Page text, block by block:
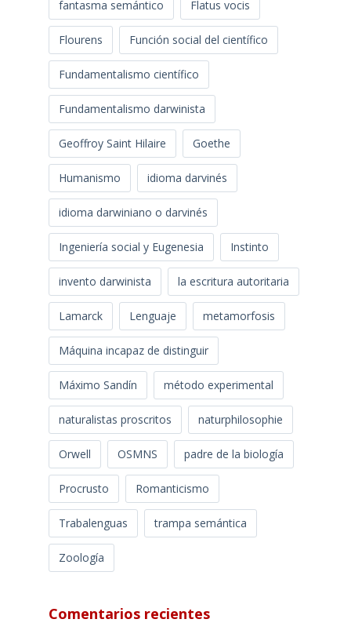
fantasma semántico Flatus vocis
Flourens Función social del científico
Fundamentalismo científico
Fundamentalismo darwinista
Geoffroy Saint Hilaire Goethe
Humanismo idioma darvinés
idioma darwiniano o darvinés
Ingeniería social y Eugenesia Instinto
invento darwinista la escritura autoritaria
Lamarck Lenguaje metamorfosis
Máquina incapaz de distinguir
Máximo Sandín método experimental
naturalistas proscritos naturphilosophie
Orwell OSMNS padre de la biología
Procrusto Romanticismo
Trabalenguas trampa semántica
Zoología
Comentarios recientes